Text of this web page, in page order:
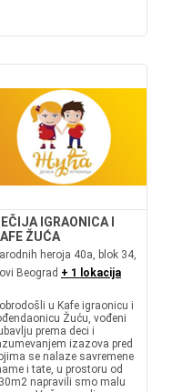
IGRAONICA I
ŽUĆA
heroja 40a, blok 34,
Beograd + 1 lokacija
u Kafe igraonicu i
Žuću, vođeni
prema deci i
izazova pred
se nalaze savremene
i tate, u prostoru od
napravili smo malu